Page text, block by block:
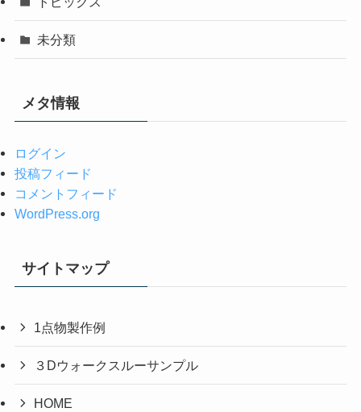
未分類
メタ情報
ログイン
投稿フィード
コメントフィード
WordPress.org
サイトマップ
1点物製作例
３Dウォークスルーサンプル
HOME